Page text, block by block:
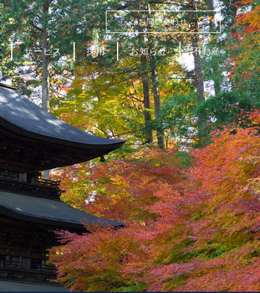
お問い合わせ
サービス 採用 お知らせ 不動産